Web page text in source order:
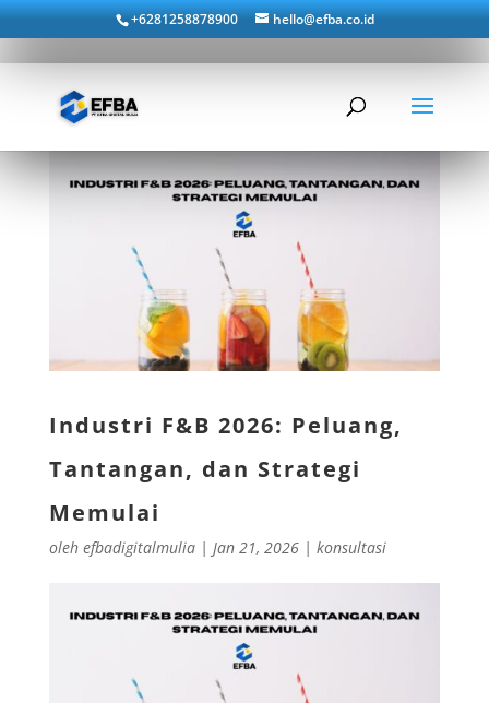
+6281258878900 hello@efba.co.id
Industri F&B 2026: Peluang,
Tantangan, dan Strategi
Memulai
oleh efbadigitalmulia| Jan 21, 2026| konsultasi